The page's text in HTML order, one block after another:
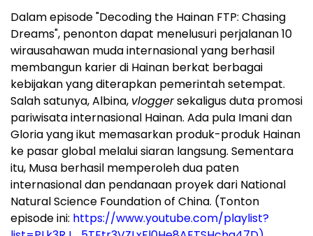
Dalam episode "Decoding the Hainan FTP: Chasing
Dreams", penonton dapat menelusuri perjalanan 10
wirausahawan muda internasional yang berhasil
membangun karier di Hainan berkat berbagai
kebijakan yang diterapkan pemerintah setempat.
Salah satunya, Albina, vloggersekaligus duta promosi
pariwisata internasional Hainan. Ada pula Imani dan
Gloria yang ikut memasarkan produk-produk Hainan
ke pasar global melalui siaran langsung. Sementara
itu, Musa berhasil memperoleh dua paten
internasional dan pendanaan proyek dari National
Natural Science Foundation of China. (Tonton
episode ini: https://www.youtube.com/playlist?